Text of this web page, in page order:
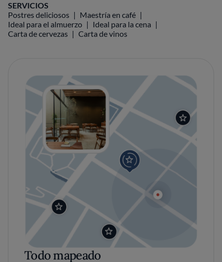
SERVICIOS
Postres deliciosos
Maestría en café
Ideal para el almuerzo
Ideal para la cena
Carta de cervezas
Carta de vinos
Todo mapeado